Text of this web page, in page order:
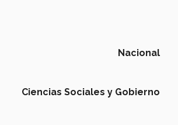
Nacional
Ciencias Sociales y Gobierno